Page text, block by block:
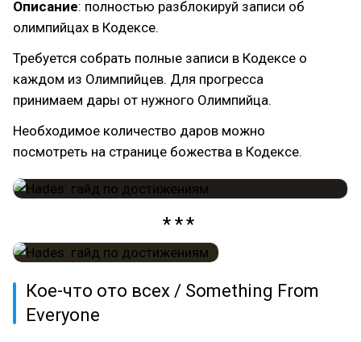
Описание: полностью разблокируй записи об
олимпийцах в Кодексе.
Требуется собрать полные записи в Кодексе о
каждом из Олимпийцев. Для прогресса
принимаем дары от нужного Олимпийца.
Необходимое количество даров можно
посмотреть на странице божества в Кодексе.
Кое-что ото всех / Something From
Everyone